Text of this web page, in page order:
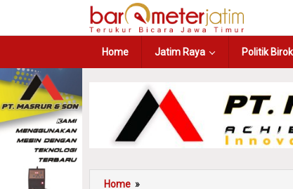
Home Jatim Raya Politik
Home »